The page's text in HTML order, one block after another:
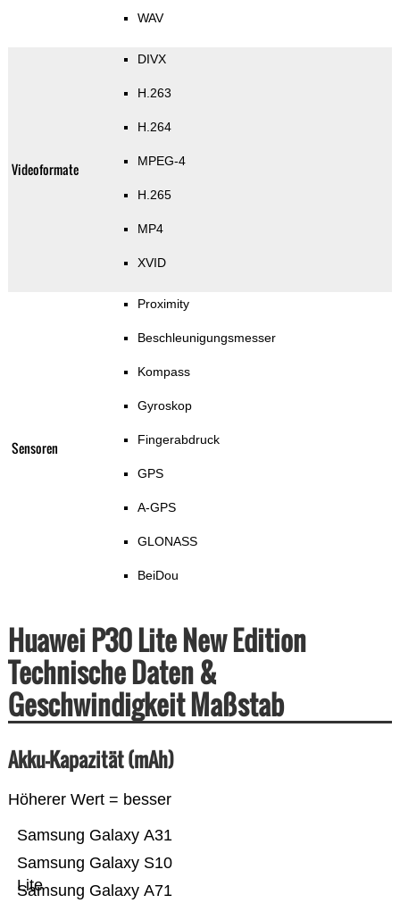
WAV
Videoformate
DIVX
H.263
H.264
MPEG-4
H.265
MP4
XVID
Sensoren
Proximity
Beschleunigungsmesser
Kompass
Gyroskop
Fingerabdruck
GPS
A-GPS
GLONASS
BeiDou
Huawei P30 Lite New Edition
Technische Daten &
Geschwindigkeit Maßstab
Akku-Kapazität (mAh)
Höherer Wert = besser
Samsung Galaxy A71
Samsung Galaxy S10
Lite
Samsung Galaxy A31